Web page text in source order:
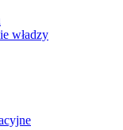
władzy